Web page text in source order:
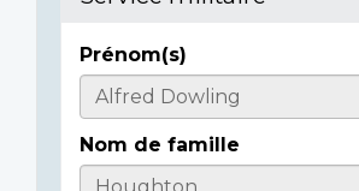
Informations
sur
l'individu
Prénom(s)
Nom de famille